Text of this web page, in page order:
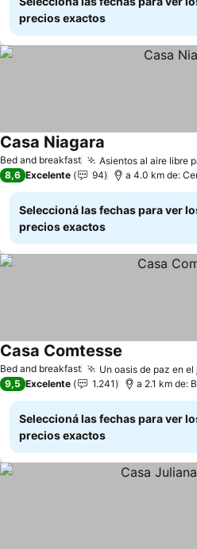
precios exactos
Bed and breakfast Asientos al aire libre
Casa Niagara
8,6 Excelente 94 a 4.0 km de:
Seleccioná las fechas para ver
precios exactos
Bed and breakfast Un oasis de paz en
Casa Comtesse
9,5 Excelente 1.241 a 2.1 km de:
Seleccioná las fechas para ver
precios exactos